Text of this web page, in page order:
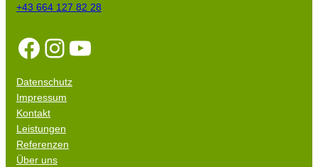
+43 664 127 82 28
Facebook Instagram YouTube
Datenschutz
Impressum
Kontakt
Leistungen
Referenzen
Über uns